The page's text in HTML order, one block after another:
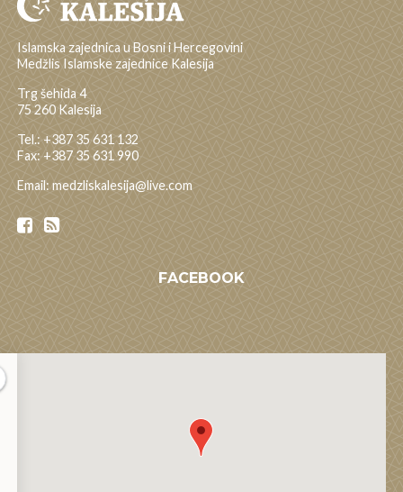
Islamska zajednica u Bosni i Hercegovini
Medžlis Islamske zajednice Kalesija
Trg šehida 4
75 260 Kalesija
Tel.: +387 35 631 132
Fax: +387 35 631 990
Email: medzliskalesija@live.com
FACEBOOK